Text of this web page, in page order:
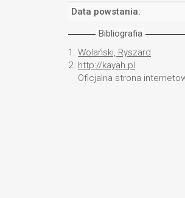
Data powstania:
Bibliografia
1. Wolański, Ryszard
2. http://kayah.pl
Oficjalna strona